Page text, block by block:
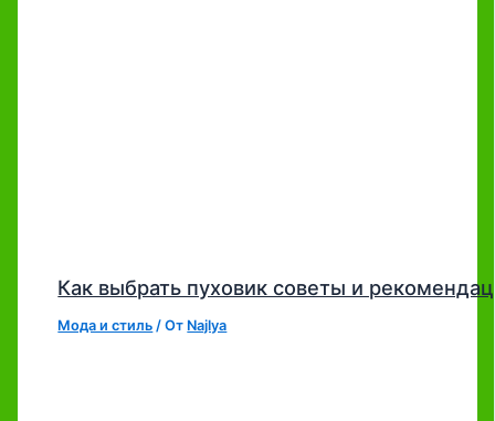
Как выбрать пуховик советы и
Мода и стиль / От Najlya